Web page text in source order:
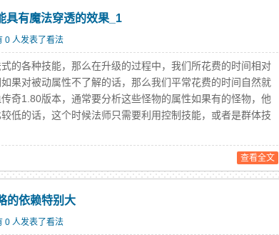
具有魔法穿透的效果_1
0 人发表了看法
各种技能，那么在升级的过程中，我们所花费的时间相对
果对被动属性不了解的话，那么我们平常花费的时间自然就
奇1.80版本，通常要分析这些怪物的属性如果有的怪物，他
的话，这个时候法师只需要利用控制技能，或者是群体技
查看全文
的依赖特别大
0 人发表了看法